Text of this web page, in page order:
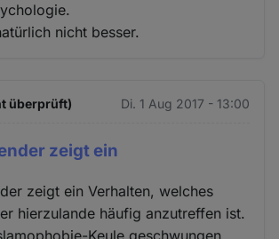
nicht besser.
überprüft) Di. 1 Aug 2017 - 13:00
zeigt ein
zeigt ein Verhalten, welches
hierzulande häufig anzutreffen ist.
Keule geschwungen,